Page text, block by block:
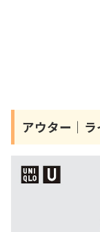
アウター｜